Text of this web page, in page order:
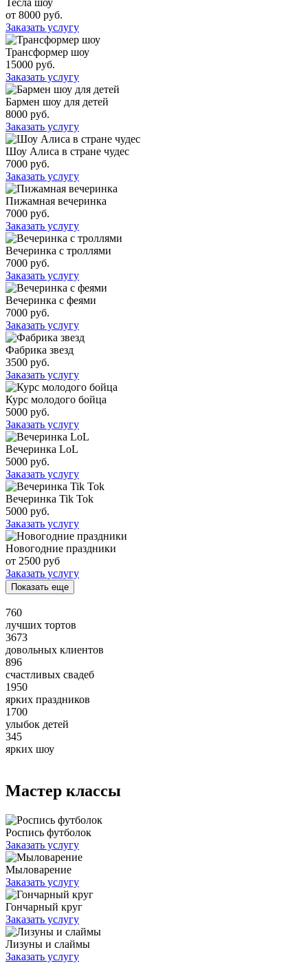
Тесла шоу
от 8000 руб.
Заказать услугу
Трансформер шоу
15000 руб.
Заказать услугу
Бармен шоу для детей
8000 руб.
Заказать услугу
Шоу Алиса в стране чудес
7000 руб.
Заказать услугу
Пижамная вечеринка
7000 руб.
Заказать услугу
Вечеринка с троллями
7000 руб.
Заказать услугу
Вечеринка с феями
7000 руб.
Заказать услугу
Фабрика звезд
3500 руб.
Заказать услугу
Курс молодого бойца
5000 руб.
Заказать услугу
Вечеринка LoL
5000 руб.
Заказать услугу
Вечеринка Tik Tok
5000 руб.
Заказать услугу
Новогодние праздники
от 2500 руб
Заказать услугу
Показать еще
760
лучших тортов
3673
довольных клиентов
896
счастливых свадеб
1950
ярких праздников
1700
улыбок детей
345
ярких шоу
Мастер классы
Роспись футболок
Заказать услугу
Мыловарение
Заказать услугу
Гончарный круг
Заказать услугу
Лизуны и слаймы
Заказать услугу